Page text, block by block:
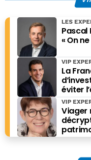
« On
LES
La
éviter
échelle
VIP
Viager
VIP